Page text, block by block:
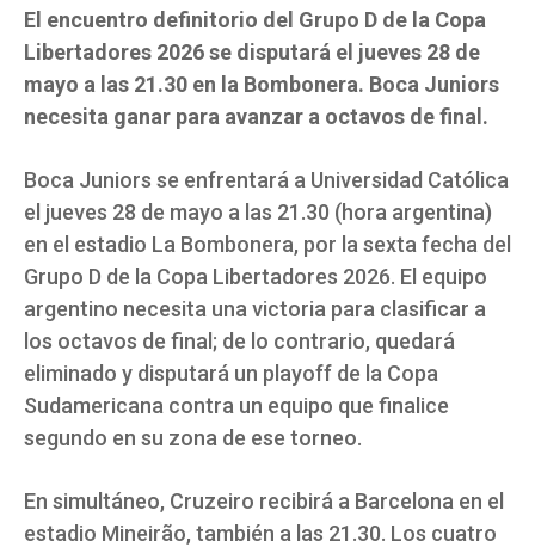
El encuentro definitorio del Grupo D de la Copa
Libertadores 2026 se disputará el jueves 28 de
mayo a las 21.30 en la Bombonera. Boca Juniors
necesita ganar para avanzar a octavos de final.
Boca Juniors se enfrentará a Universidad Católica
el jueves 28 de mayo a las 21.30 (hora argentina)
en el estadio La Bombonera, por la sexta fecha del
Grupo D de la Copa Libertadores 2026. El equipo
argentino necesita una victoria para clasificar a
los octavos de final; de lo contrario, quedará
eliminado y disputará un playoff de la Copa
Sudamericana contra un equipo que finalice
segundo en su zona de ese torneo.
En simultáneo, Cruzeiro recibirá a Barcelona en el
estadio Mineirão, también a las 21.30. Los cuatro